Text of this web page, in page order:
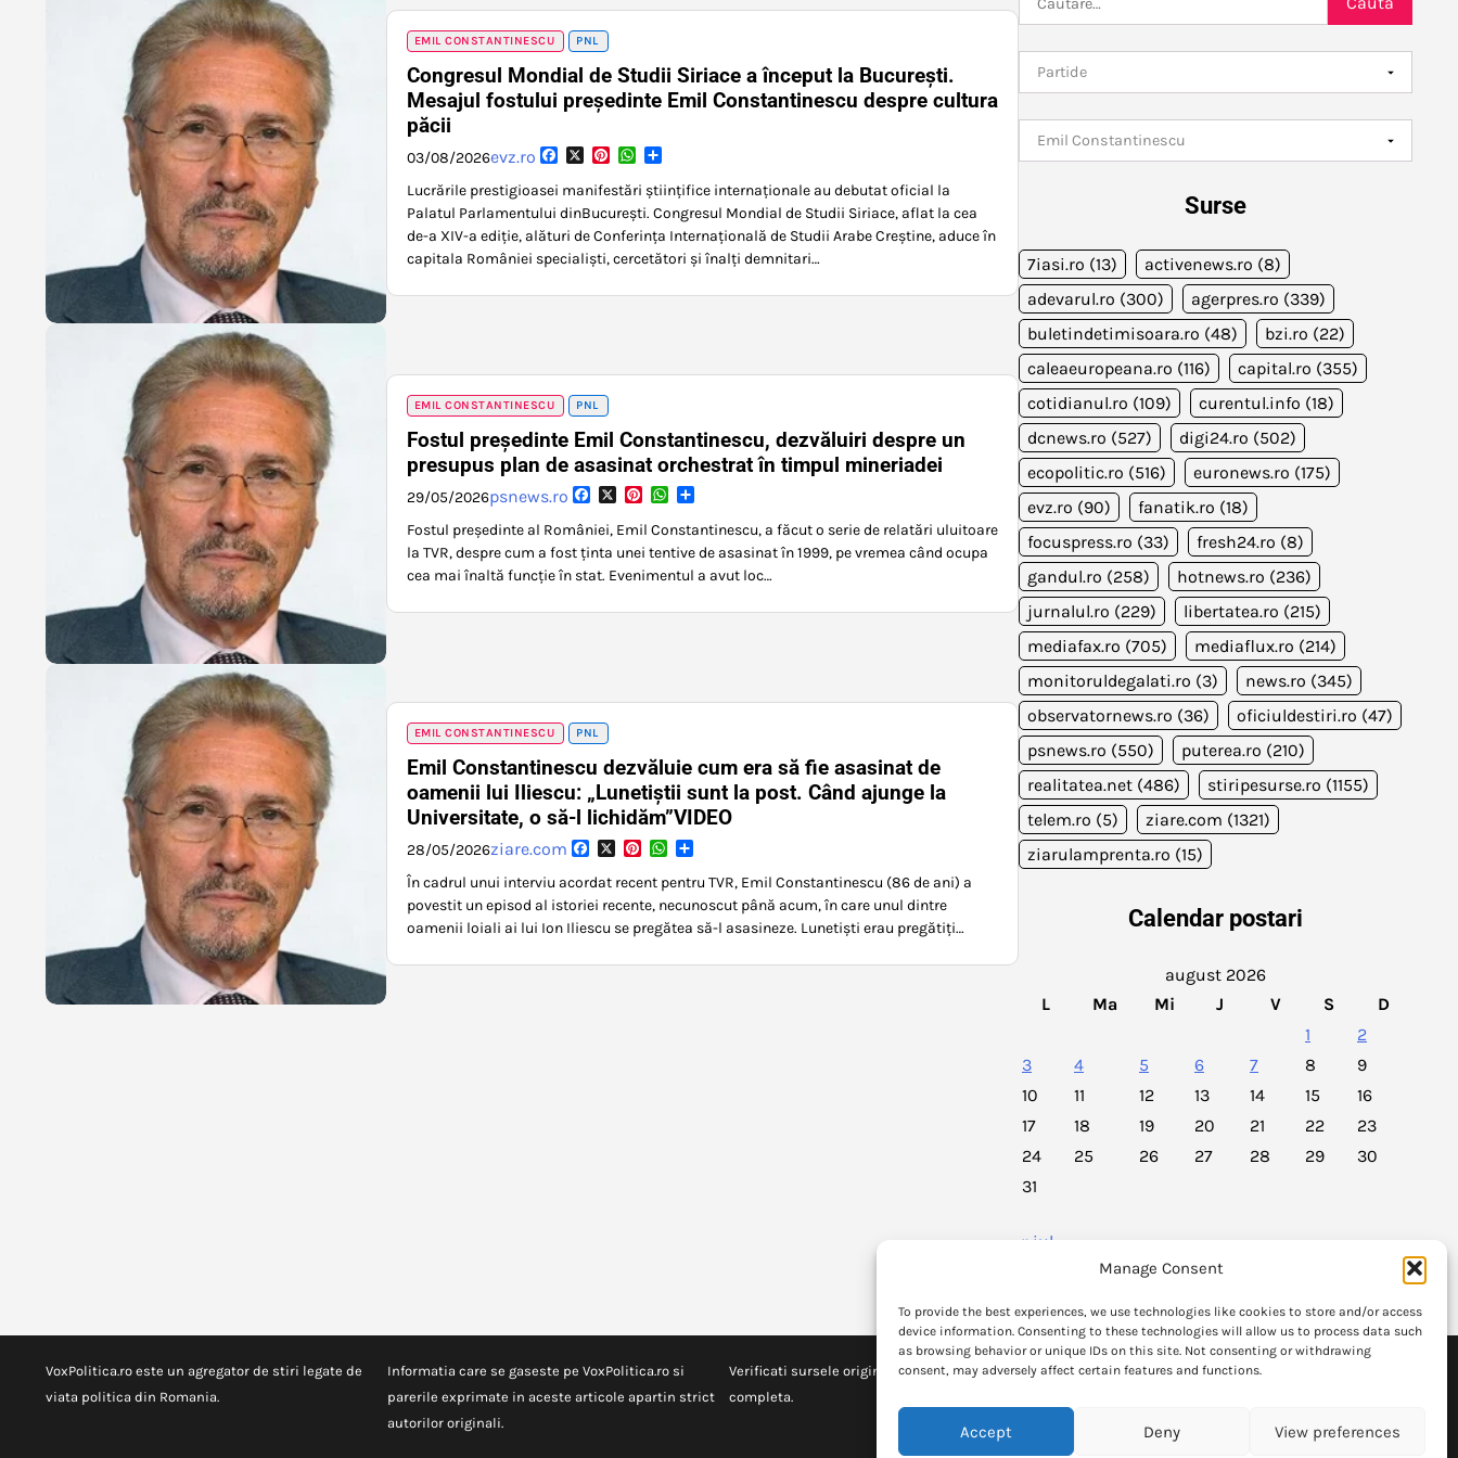
Manage Consent
To provide the best experiences, we use technologies like cookies to store and/or access
device information. Consenting to these technologies will allow us to process data such
as browsing behavior or unique IDs on this site. Not consenting or withdrawing
consent, may adversely affect certain features and functions.
Accept Deny View preferences
EMIL CONSTANTINESCU PNL
Congresul Mondial de Studii Siriace a început la București.
Mesajul fostului președinte Emil Constantinescu despre cultura
păcii
03/08/2026evz.ro Facebook
X Pinterest
WhatsApp
Partajează
Lucrările prestigioasei manifestări științifice internaționale au debutat oficial la
Palatul Parlamentului dinBucurești. Congresul Mondial de Studii Siriace, aflat la cea
de-a XIV-a ediție, alături de Conferința Internațională de Studii Arabe Creștine, aduce în
capitala României specialiști, cercetători și înalți demnitari…
EMIL CONSTANTINESCU PNL
Fostul președinte Emil Constantinescu, dezvăluiri despre un
presupus plan de asasinat orchestrat în timpul mineriadei
29/05/2026psnews.ro Facebook
X Pinterest
WhatsApp
Partajează
Fostul președinte al României, Emil Constantinescu, a făcut o serie de relatări uluitoare
la TVR, despre cum a fost ținta unei tentive de asasinat în 1999, pe vremea când ocupa
cea mai înaltă funcție în stat. Evenimentul a avut loc…
EMIL CONSTANTINESCU PNL
Emil Constantinescu dezvăluie cum era să fie asasinat de
oamenii lui Iliescu: „Lunetiștii sunt la post. Când ajunge la
Universitate, o să-l lichidăm”VIDEO
28/05/2026ziare.com Facebook
X Pinterest
WhatsApp
Partajează
În cadrul unui interviu acordat recent pentru TVR, Emil Constantinescu (86 de ani) a
povestit un episod al istoriei recente, necunoscut până acum, în care unul dintre
oamenii loiali ai lui Ion Iliescu se pregătea să-l asasineze. Lunetiști erau pregătiți…
după:
Surse
7iasi.ro (13) activenews.ro (8)
adevarul.ro (300) agerpres.ro (339)
buletindetimisoara.ro (48) bzi.ro (22)
caleaeuropeana.ro (116) capital.ro (355)
cotidianul.ro (109) curentul.info (18)
dcnews.ro (527) digi24.ro (502)
ecopolitic.ro (516) euronews.ro (175)
evz.ro (90) fanatik.ro (18)
focuspress.ro (33) fresh24.ro (8)
gandul.ro (258) hotnews.ro (236)
jurnalul.ro (229) libertatea.ro (215)
mediafax.ro (705) mediaflux.ro (214)
monitoruldegalati.ro (3) news.ro (345)
observatornews.ro (36) oficiuldestiri.ro (47)
psnews.ro (550) puterea.ro (210)
realitatea.net (486) stiripesurse.ro (1155)
telem.ro (5) ziare.com (1321)
ziarulamprenta.ro (15)
Calendar postari
august 2026
L
Ma Mi J V S
D
1
2
3
4 5 6 7 8
9
10
11 12 13 14 15
16
17
18 19 20 21 22
23
24
25 26 27 28 29
30
31
« iul.
VoxPolitica.ro este un agregator de stiri legate de
viata politica din Romania.
Informatia care se gaseste pe VoxPolitica.ro si
parerile exprimate in aceste articole apartin strict
autorilor originali.
Verificati sursele originale pentru informatia
completa.
Articolele publicate fac uz de politicate de "fair use"